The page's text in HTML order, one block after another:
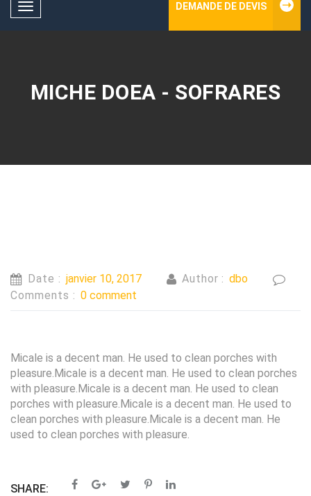
Toggle
DEMANDE DE DEVIS
MICHE DOEA - SOFRARES
Date : janvier 10, 2017 Author : dbo
Comments : 0 comment
Micale is a decent man. He used to clean porches with
pleasure.Micale is a decent man. He used to clean porches
with pleasure.Micale is a decent man. He used to clean
porches with pleasure.Micale is a decent man. He used to
clean porches with pleasure.Micale is a decent man. He
used to clean porches with pleasure.
SHARE: